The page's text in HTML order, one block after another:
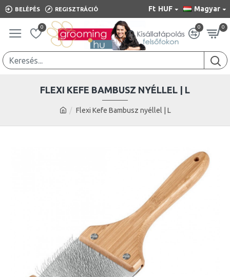
BELÉPÉS REGISZTRÁCIÓ Ft HUF Magyar
0 0 0
Flexi Kefe Bambusz nyéllel | L
FLEXI KEFE BAMBUSZ NYÉLLEL | L